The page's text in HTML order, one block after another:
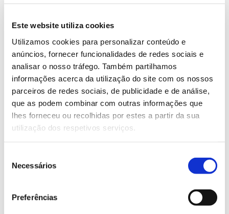
Este website utiliza cookies
Utilizamos cookies para personalizar conteúdo e
anúncios, fornecer funcionalidades de redes sociais e
analisar o nosso tráfego. Também partilhamos
informações acerca da utilização do site com os nossos
parceiros de redes sociais, de publicidade e de análise,
que as podem combinar com outras informações que
lhes forneceu ou recolhidas por estes a partir da sua
utilização dos respetivos serviços.
Necessários
Preferências
ali vivem em regime de semicativeiro. A iniciativa
Saiba mais
13.07.2026
Genoma do priolo e de outras espécies em risco:
conhecer para conservar
02.07.2026
Registar galhas de Trichi em acácia-das-espigas:
cidadãos chamados a ajudar